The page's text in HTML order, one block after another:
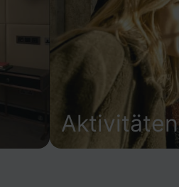
Aktivitäten